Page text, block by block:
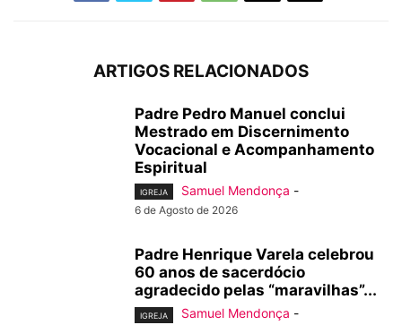
ARTIGOS RELACIONADOS
Padre Pedro Manuel conclui
Mestrado em Discernimento
Vocacional e Acompanhamento
Espiritual
IGREJA Samuel Mendonça -
6 de Agosto de 2026
Padre Henrique Varela celebrou
60 anos de sacerdócio
agradecido pelas “maravilhas”...
IGREJA Samuel Mendonça -